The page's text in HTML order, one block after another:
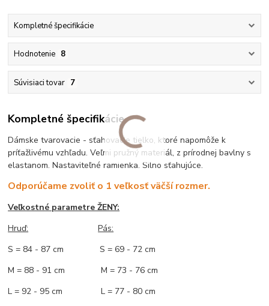
Kompletné špecifikácie
Hodnotenie 8
Súvisiaci tovar 7
Kompletné špecifikácie
Dámske tvarovacie - sťahovacie tielko, ktoré napomôže k
príťažlivému vzhľadu. Veľmi pružný materiál, z prírodnej bavlny s
elastanom. Nastaviteľné ramienka. Silno sťahujúce.
Odporúčame zvoliť o 1 veľkosť väčší rozmer.
Veľkostné parametre ŽENY:
Hruď:
Pás:
S = 84 - 87 cm S = 69 - 72 cm
M = 88 - 91 cm M = 73 - 76 cm
L = 92 - 95 cm L = 77 - 80 cm